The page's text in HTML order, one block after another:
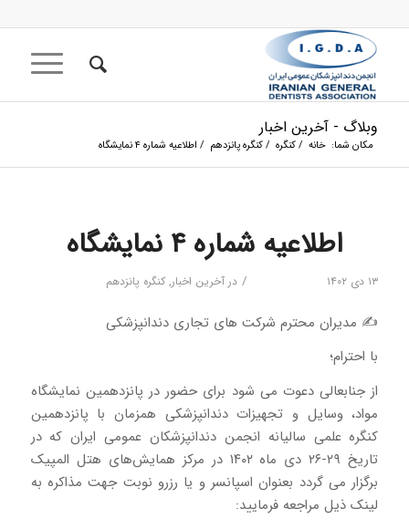
وبلاگ - آخرین اخبار
مکان شما: خانه / کنگره / کنگره پانزدهم / اطلاعیه شماره ۴ نمایشگاه
اطلاعیه شماره ۴ نمایشگاه
۱۳ دی ۱۴۰۲ / در آخرین اخبار, کنگره پانزدهم
✍️ مدیران محترم شرکت های تجاری دندانپزشکی
با احترام؛
از جنابعالی دعوت می شود برای حضور در پانزدهمین نمایشگاه
مواد، وسایل و تجهیزات دندانپزشکی همزمان با پانزدهمین
کنگره علمی سالیانه انجمن دندانپزشکان عمومی ایران که در
تاریخ ۲۹-۲۶ دی ماه ۱۴۰۲ در مرکز همایش‌های هتل المپیک
برگزار می گردد بعنوان اسپانسر و یا رزرو نوبت جهت مذاکره به
لینک ذیل مراجعه فرمایید: